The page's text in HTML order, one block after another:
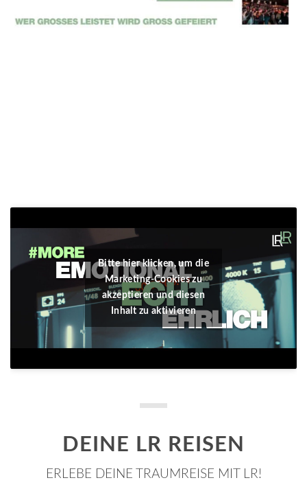
Bitte hier klicken, um die
Marketing-Cookies zu
akzeptieren und diesen
Inhalt zu aktivieren
DEINE LR REISEN
ERLEBE DEINE TRAUMREISE MIT LR!